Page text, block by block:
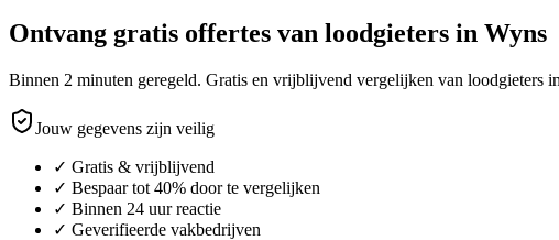
Ontvang gratis offertes van loodgieters in Wyns
Binnen 2 minuten geregeld. Gratis en vrijblijvend vergelijken van loodgieters
Jouw gegevens zijn veilig
✓ Gratis & vrijblijvend
✓ Bespaar tot 40% door te vergelijken
✓ Binnen 24 uur reactie
✓ Geverifieerde vakbedrijven